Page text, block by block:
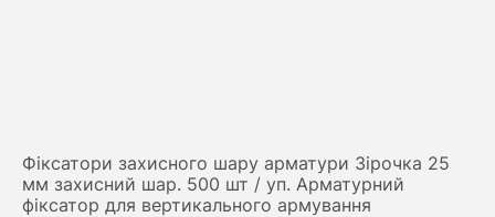
Фіксатори захисного шару арматури Зірочка 25
мм захисний шар. 500 шт / уп. Арматурний
фіксатор для вертикального армування